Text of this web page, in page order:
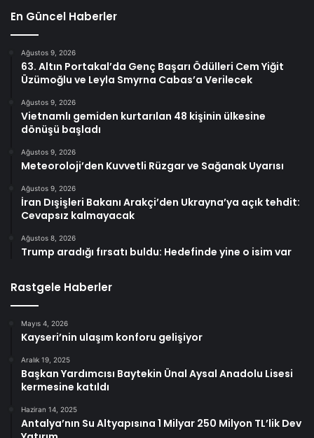
En Güncel Haberler
Ağustos 9, 2026
63. Altın Portakal’da Genç Başarı Ödülleri Cem Yiğit
Üzümoğlu ve Leyla Smyrna Cabas’a Verilecek
Ağustos 9, 2026
Vietnamlı gemiden kurtarılan 48 kişinin ülkesine
dönüşü başladı
Ağustos 9, 2026
Meteoroloji’den Kuvvetli Rüzgar ve Sağanak Uyarısı
Ağustos 9, 2026
İran Dışişleri Bakanı Arakçi’den Ukrayna’ya açık tehdit:
Cevapsız kalmayacak
Ağustos 8, 2026
Trump aradığı fırsatı buldu: Hedefinde yine o isim var
Rastgele Haberler
Mayıs 4, 2026
Kayseri’nin ulaşım konforu gelişiyor
Aralık 19, 2025
Başkan Yardımcısı Baytekin Ünal Aysal Anadolu Lisesi
kermesine katıldı
Haziran 14, 2025
Antalya’nın Su Altyapısına 1 Milyar 250 Milyon TL’lik Dev